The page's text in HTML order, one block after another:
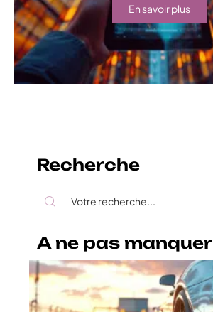
En savoir plus
Recherche
A ne pas manquer